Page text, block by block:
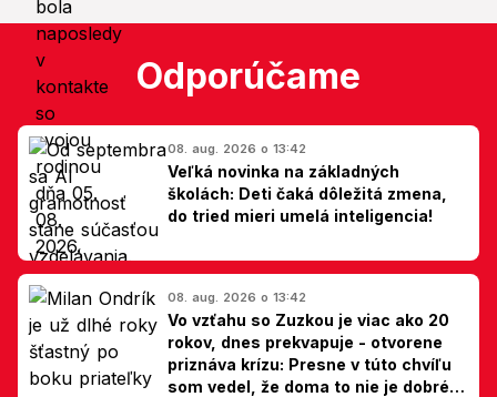
Odporúčame
08. aug. 2026 o 13:42
Veľká novinka na základných
školách: Deti čaká dôležitá zmena,
do tried mieri umelá inteligencia!
08. aug. 2026 o 13:42
Vo vzťahu so Zuzkou je viac ako 20
rokov, dnes prekvapuje - otvorene
priznáva krízu: Presne v túto chvíľu
som vedel, že doma to nie je dobré,